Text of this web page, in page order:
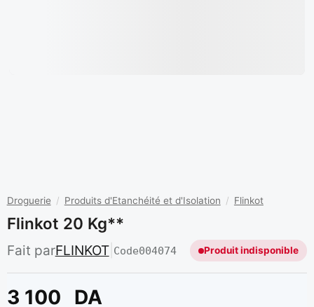
Droguerie / Produits d'Etanchéité et d'Isolation / Flinkot
Flinkot 20 Kg**
Fait parFLINKOT| Code004074 Produit indisponible
3 100 DA